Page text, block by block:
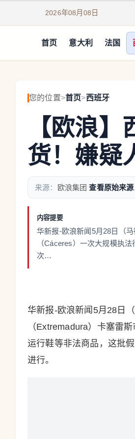
2026年08月08日
首页 意大利 法国
您的位置>首页>西班牙
【欧浪
货！嫌疑
来源： 欧浪集团 查看原始来源
内容提要
华新报-欧浪新闻5月28日（
（Cáceres）一次大规模执
次…
华新报-欧浪新闻5月28日
（Extremadura）卡塞雷
运行鞋等非法商品，这批
进行。